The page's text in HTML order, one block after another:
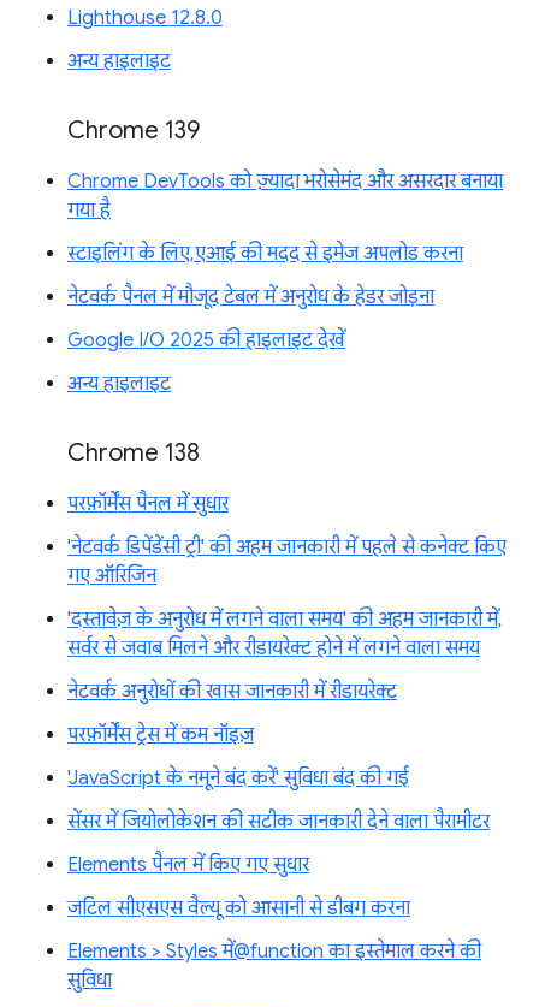
Lighthouse 12.8.0
अन्य हाइलाइट
Chrome 139
Chrome DevTools को ज़्यादा भरोसेमंद और असरदार बनाया
गया है
स्टाइलिंग के लिए, एआई की मदद से इमेज अपलोड करना
नेटवर्क पैनल में मौजूद टेबल में अनुरोध के हेडर जोड़ना
Google I/O 2025 की हाइलाइट देखें
अन्य हाइलाइट
Chrome 138
परफ़ॉर्मेंस पैनल में सुधार
'नेटवर्क डिपेंडेंसी ट्री' की अहम जानकारी में पहले से कनेक्ट किए
गए ऑरिजिन
'दस्तावेज़ के अनुरोध में लगने वाला समय' की अहम जानकारी में,
सर्वर से जवाब मिलने और रीडायरेक्ट होने में लगने वाला समय
नेटवर्क अनुरोधों की खास जानकारी में रीडायरेक्ट
परफ़ॉर्मेंस ट्रेस में कम नॉइज़
'JavaScript के नमूने बंद करें' सुविधा बंद की गई
सेंसर में जियोलोकेशन की सटीक जानकारी देने वाला पैरामीटर
Elements पैनल में किए गए सुधार
जटिल सीएसएस वैल्यू को आसानी से डीबग करना
Elements > Styles में@function का इस्तेमाल करने की
सुविधा